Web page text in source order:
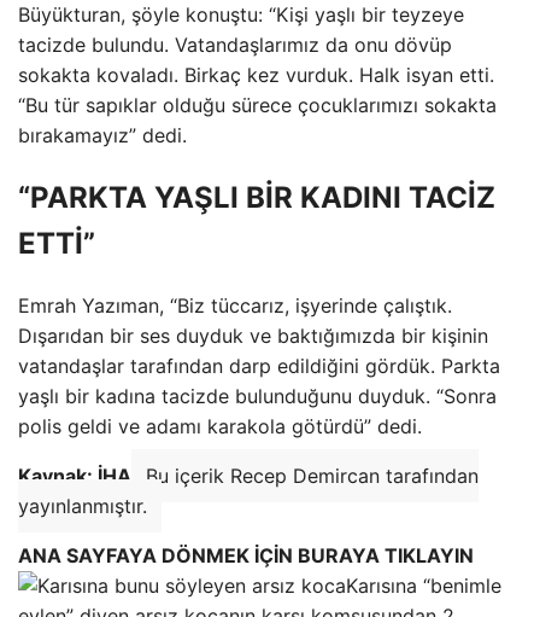
Büyükturan, şöyle konuştu: “Kişi yaşlı bir teyzeye
tacizde bulundu. Vatandaşlarımız da onu dövüp
sokakta kovaladı. Birkaç kez vurduk. Halk isyan etti.
“Bu tür sapıklar olduğu sürece çocuklarımızı sokakta
bırakamayız” dedi.
“PARKTA YAŞLI BİR KADINI TACİZ
ETTİ”
Emrah Yazıman, “Biz tüccarız, işyerinde çalıştık.
Dışarıdan bir ses duyduk ve baktığımızda bir kişinin
vatandaşlar tarafından darp edildiğini gördük. Parkta
yaşlı bir kadına tacizde bulunduğunu duyduk. “Sonra
polis geldi ve adamı karakola götürdü” dedi.
Kaynak: İHA
Bu içerik Recep Demircan tarafından
yayınlanmıştır.
ANA SAYFAYA DÖNMEK İÇİN BURAYA TIKLAYIN
Karısına “benimle